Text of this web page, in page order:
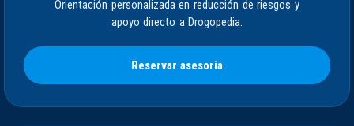
Orientación personalizada en reducción de riesgos y
apoyo directo a Drogopedia.
Reservar asesoría